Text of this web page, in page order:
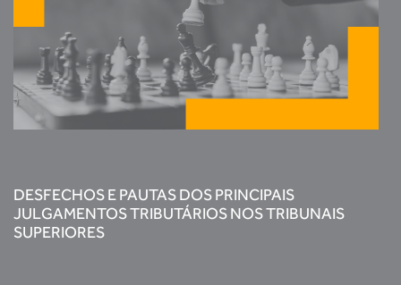
DESFECHOS E PAUTAS DOS PRINCIPAIS
JULGAMENTOS TRIBUTÁRIOS NOS TRIBUNAIS
SUPERIORES